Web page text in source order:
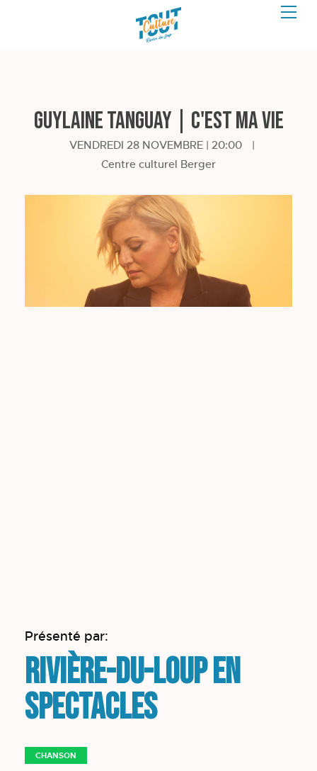
Guylaine Tanguay | C'est ma vie
VENDREDI 28 NOVEMBRE | 20:00
|
Centre culturel Berger
Présenté par:
Rivière-du-Loup en
spectacles
CHANSON